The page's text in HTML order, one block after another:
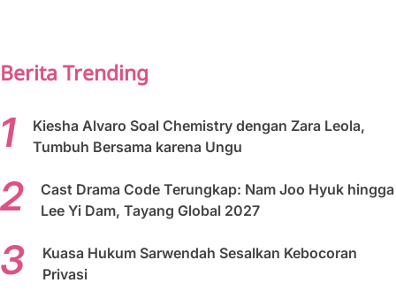
Berita Trending
Kiesha Alvaro Soal Chemistry dengan Zara Leola,
Tumbuh Bersama karena Ungu
Cast Drama Code Terungkap: Nam Joo Hyuk hingga
Lee Yi Dam, Tayang Global 2027
Kuasa Hukum Sarwendah Sesalkan Kebocoran
Privasi